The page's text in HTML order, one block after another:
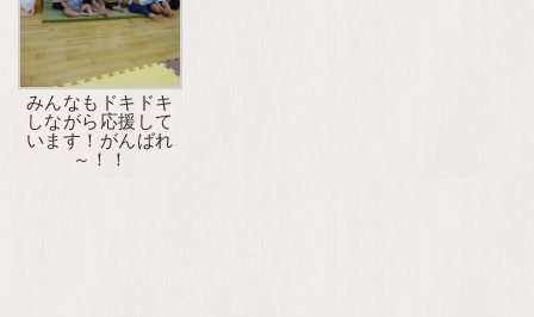
みんなもドキドキ
しながら応援して
います！がんばれ
～！！